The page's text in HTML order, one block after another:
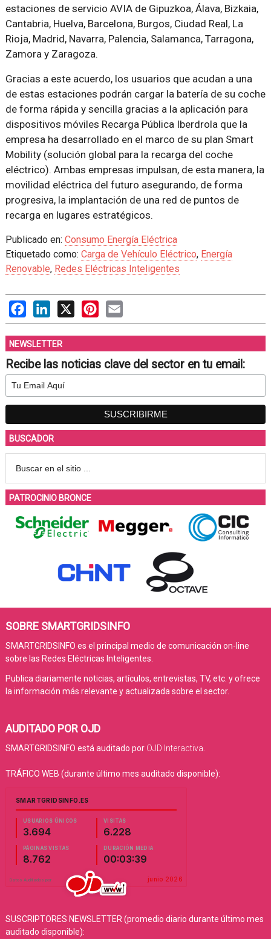
estaciones de servicio AVIA de Gipuzkoa, Álava, Bizkaia,
Cantabria, Huelva, Barcelona, Burgos, Ciudad Real, La
Rioja, Madrid, Navarra, Palencia, Salamanca, Tarragona,
Zamora y Zaragoza.
Gracias a este acuerdo, los usuarios que acudan a una
de estas estaciones podrán cargar la batería de su coche
de forma rápida y sencilla gracias a la aplicación para
dispositivos móviles Recarga Pública Iberdrola que la
empresa ha desarrollado en el marco de su plan Smart
Mobility (solución global para la recarga del coche
eléctrico). Ambas empresas impulsan, de esta manera, la
movilidad eléctrica del futuro asegurando, de forma
progresiva, la implantación de una red de puntos de
recarga en lugares estratégicos.
Publicado en: Consumo Energía Eléctrica
Etiquetado como: Carga de Vehículo Eléctrico, Energía
Renovable, Redes Eléctricas Inteligentes
FacebookLinkedIn
X PinterestEmail
NEWSLETTER
Recibe las noticias clave del sector en tu email:
BUSCADOR
PATROCINIO BRONCE
SOBRE SMARTGRIDSINFO
SMARTGRIDSINFO es el principal medio de comunicación on-line
sobre las Redes Eléctricas Inteligentes.
Publica diariamente noticias, artículos, entrevistas, TV, etc. y ofrece
la información más relevante y actualizada sobre el sector.
AUDITADO POR OJD
SMARTGRIDSINFO está auditado por OJD Interactiva
TRÁFICO WEB (durante último mes auditado disponible):
SUSCRIPTORES NEWSLETTER (promedio diario durante último mes
auditado disponible):